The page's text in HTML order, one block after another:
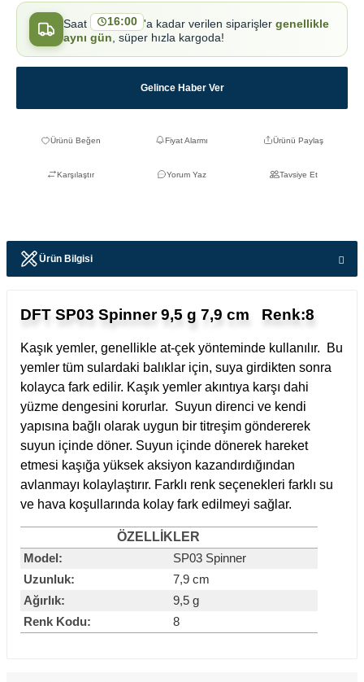
Saat 16:00 'a kadar verilen siparişler genellikle
aynı gün, süper hızla kargoda!
Gelince Haber Ver
Fiyat Alarmı Ürünü Paylaş
Karşılaştır Yorum Yaz Tavsiye Et
Ürün Bilgisi
DFT SP03 Spinner 9,5 g 7,9 cm Renk:8
Kaşık yemler, genellikle at-çek yönteminde kullanılır. Bu
yemler tüm sulardaki balıklar için, suya girdikten sonra
kolayca fark edilir. Kaşık yemler akıntıya karşı dahi
yüzme dengesini korurlar. Suyun direnci ve kendi
yapısına bağlı olarak uygun bir titreşim göndererek
suyun içinde döner. Suyun içinde dönerek hareket
etmesi kaşığa yüksek aksiyon kazandırdığından
avlanmayı kolaylaştırır. Farklı renk seçenekleri farklı su
ve hava koşullarında kolay fark edilmeyi sağlar.
ÖZELLİK LER
Model:
SP03 Spinner
Uzunluk:
7,9 cm
Ağırlık:
9,5 g
Renk Kodu:
8